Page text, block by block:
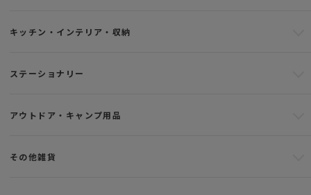
キッチン・インテリア・収納
ステーショナリー
アウトドア・キャンプ用品
その他雑貨